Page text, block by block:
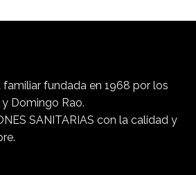
familiar fundada en 1968 por los
Domingo Rao.
SANITARIAS con la calidad y